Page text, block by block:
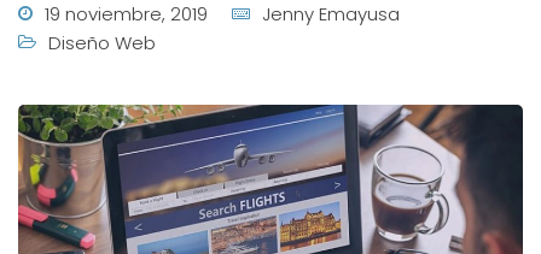
19 noviembre, 2019
Jenny Emayusa
Diseño Web